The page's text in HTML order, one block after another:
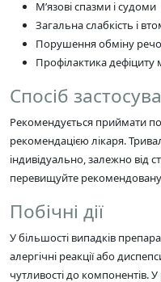
М’язові спазми і судоми
Загальна слабкість і
Порушення обміну
Профілактика дефіциту
Спосіб
Рекомендується приймати по
рекомендацією лікаря.
індивідуально, залежно від
перевищуйте рекомендовану
Побічні дії
У більшості випадків
алергічні реакції або
чутливості до компонентів.